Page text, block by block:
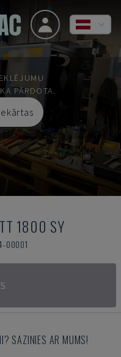
PĀRDOTA.
1800 SY
00001
SAZINIES AR MUMS!